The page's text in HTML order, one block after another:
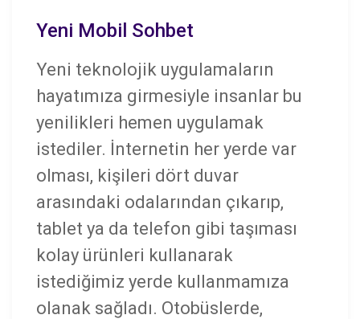
Yeni Mobil Sohbet
Yeni teknolojik uygulamaların
hayatımıza girmesiyle insanlar bu
yenilikleri hemen uygulamak
istediler. İnternetin her yerde var
olması, kişileri dört duvar
arasındaki odalarından çıkarıp,
tablet ya da telefon gibi taşıması
kolay ürünleri kullanarak
istediğimiz yerde kullanmamıza
olanak sağladı. Otobüslerde,